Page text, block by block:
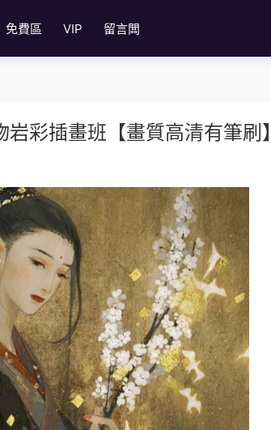
免費區 VIP 留言闆
彩插畫班【畫質高清有筆刷】